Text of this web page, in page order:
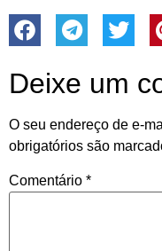
Deixe um
O seu endereço de e-
obrigatórios são
Comentário *